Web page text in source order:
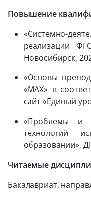
Повышение
«Системно-
реализации
Новосибирск,
«Основы
«MAX» в
сайт «Единый
«Проблемы и
технологий
образовании»,
Читаемые
Бакалавриат,